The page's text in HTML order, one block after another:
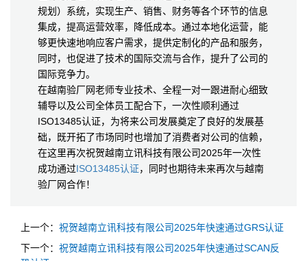
规划）系统，实现生产、销售、财务等各个环节的信息
集成，提高运营效率，降低成本。通过本地化运营，能
够更快速地响应客户需求，提供定制化的产品和服务，
同时，也促进了技术的国际交流与合作，提升了公司的
国际竞争力。
在越南验厂网老师专业技术、全程一对一跟进耐心细致
辅导以及公司全体员工配合下，一次性顺利通过
ISO13485认证，为将来公司发展奠定了良好的发展基
础，既开拓了市场同时也增加了消费者对公司的信赖，
在这里再次祝贺越南立讯科技有限公司2025年一次性
成功通过ISO13485认证，同时也期待未来再次与越南
验厂网合作！
上一个： 祝贺越南立讯科技有限公司2025年快速通过GRS认证
下一个： 祝贺越南立讯科技有限公司2025年快速通过SCAN反